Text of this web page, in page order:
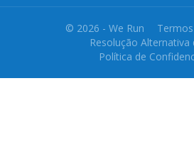
© 2026 - We Run
Resolução Alternativa
Política de